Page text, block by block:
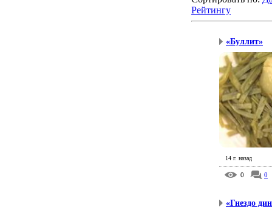
Рейтингу
«Буллит»
14 г. назад
0 0
«Гнездо